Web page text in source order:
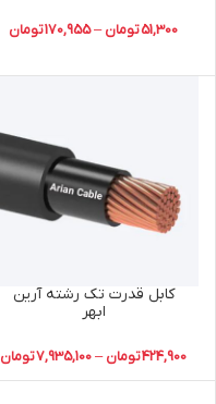
51,300تومان –
170,955تومان
کابل قدرت تک رشته آرین
ابهر
424,900تومان –
7,935,100تومان